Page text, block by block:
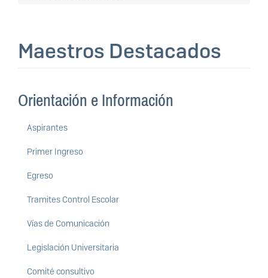
Maestros Destacados
Orientación e Información
Aspirantes
Primer Ingreso
Egreso
Tramites Control Escolar
Vías de Comunicación
Legislación Universitaria
Comité consultivo